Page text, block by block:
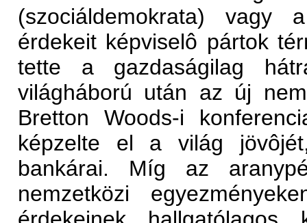
(szociáldemokrata) vagy
érdekeit képviselô pártok
tette a gazdaságilag
világháború után az új
Bretton Woods-i
képzelte el a világ
bankárai. Míg az
nemzetközi